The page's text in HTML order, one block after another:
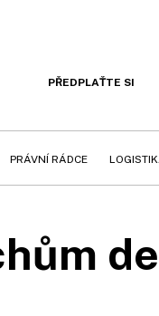
PŘEDPLAŤTE SI
PRÁVNÍ RÁDCE